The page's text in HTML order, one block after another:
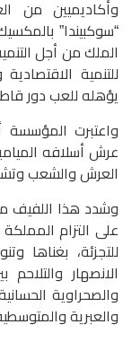
وأكاديميين من
“سوكبيندا”
الملك من أجل
للتنمية
يؤهله للعب دور
عرش أسلافه
العرش والشعب
وشدد هذا اللفيف من
على التزام
للتجزئة، بغناها
الانصهار والتلاحم
والصحراوية
والعبرية